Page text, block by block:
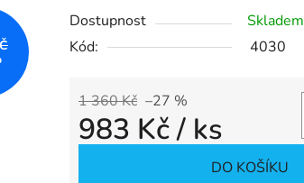
je
0,0
hvězdiček.
Dostupnost
Skladem
Kód:
4030
1 360 Kč –27 %
983 Kč/ ks
DO KOŠÍKU